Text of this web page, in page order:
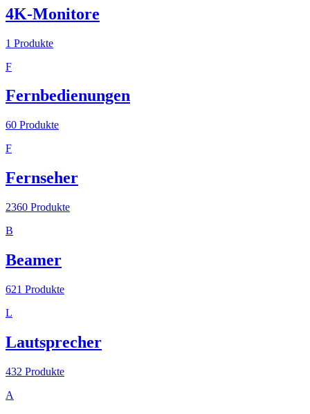
4K-Monitore
1 Produkte
F
Fernbedienungen
60 Produkte
F
Fernseher
2360 Produkte
B
Beamer
621 Produkte
L
Lautsprecher
432 Produkte
A